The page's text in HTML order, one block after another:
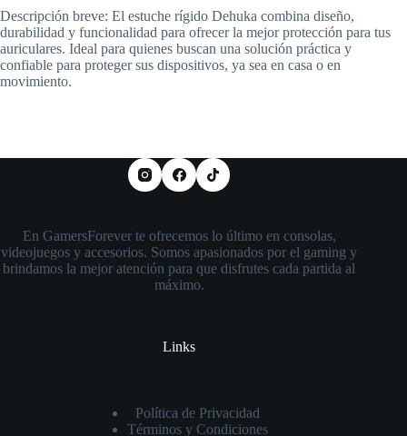
Descripción breve: El estuche rígido Dehuka combina diseño,
durabilidad y funcionalidad para ofrecer la mejor protección para tus
auriculares. Ideal para quienes buscan una solución práctica y
confiable para proteger sus dispositivos, ya sea en casa o en
movimiento.
En GamersForever te ofrecemos lo último en consolas,
videojuegos y accesorios. Somos apasionados por el gaming y
brindamos la mejor atención para que disfrutes cada partida al
máximo.
Links
Política de Privacidad
Términos y Condiciones